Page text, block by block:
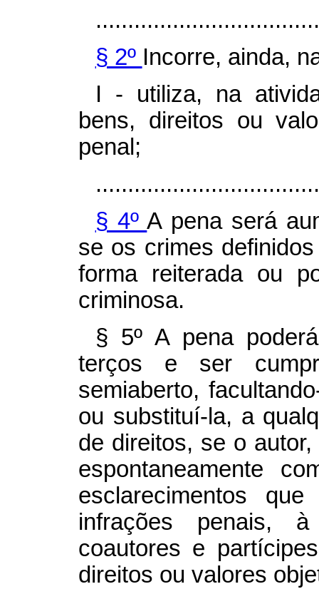
§ 2º Incorre, ainda,
I - utiliza, na
bens, direitos ou
penal;
§ 4ºA pena será
se os crimes
forma reiterada ou
criminosa.
§ 5º A pena
terços e ser
semiaberto,
ou substituí-la, a
de direitos, se o
espontaneamente
esclarecimentos
infrações penais,
coautores e
direitos ou valores